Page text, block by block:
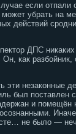
если отпали
убрать на
действий
ДПС
как разбойник,
эти незаконные
был
и помещён
не было —